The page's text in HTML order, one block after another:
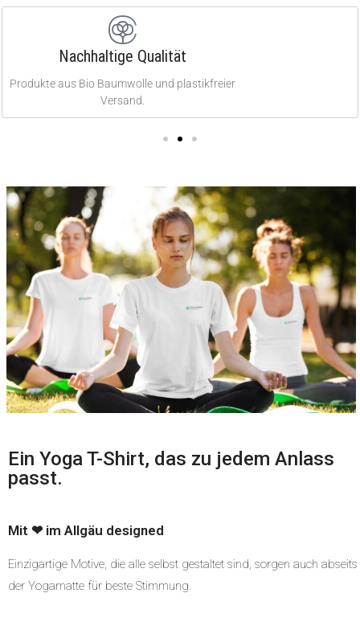
Nachhaltige Qualität
Produkte aus Bio Baumwolle und plastikfreier
Versand.
Ein Yoga T-Shirt, das zu jedem Anlass
passt.
Mit ❤ im Allgäu designed
Einzigartige Motive, die alle selbst gestaltet sind, sorgen auch abseits
der Yogamatte für beste Stimmung.